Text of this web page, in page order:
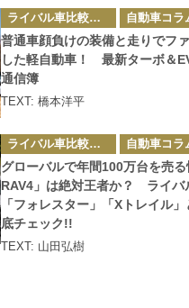
カ
テ
ゴ
リ
ー
ライバル車比較テスト 自動車コラ
普通車顔負けの装備と走りでフ
した軽自動車！ 最新ターボ＆
通信簿
TEXT: 橋本洋平
カ
テ
ゴ
リ
ー
ライバル車比較テスト 自動車コラ
グローバルで年間100万台を売る
RAV4」は絶対王者か？ ライバ
「フォレスター」「Xトレイル
底チェック!!
TEXT: 山田弘樹